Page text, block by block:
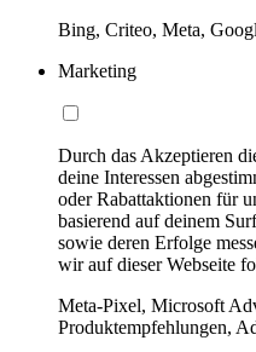
Bing, Criteo, Meta,
Marketing
Durch das Akzeptieren
deine Interessen
oder Rabattaktionen für
basierend auf deinem
sowie deren Erfolge
wir auf dieser Webseite
Meta-Pixel, Microsoft
Produktempfehlungen,